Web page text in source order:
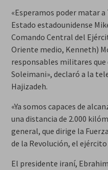
«Esperamos poder matar
Estado estadounidense
Comando Central del
Oriente medio, Kenneth)
responsables militares que
Soleimani», declaró a la
Hajizadeh.
«Ya somos capaces de
una distancia de 2.000
general, que dirige la
de la Revolución, el
El presidente iraní,